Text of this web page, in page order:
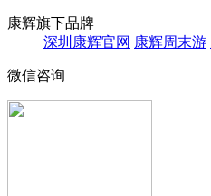
康辉旗下品牌
深圳康辉官网 康辉周末游
微信咨询